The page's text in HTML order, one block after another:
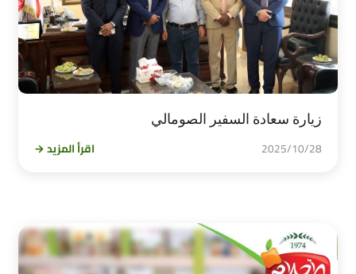
زيارة سعادة السفير الصومالي
2025/10/28 اقرأ المزيد →